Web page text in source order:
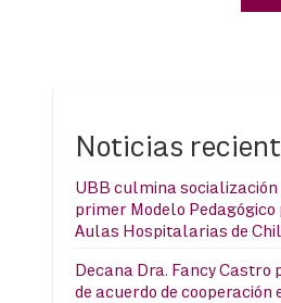
Noticias
UBB culmina
primer Modelo
Aulas Hospitalarias de
Decana Dra. Fancy Castro
de acuerdo de cooperación